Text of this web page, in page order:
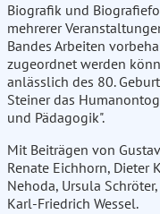
Biografik und
mehrerer
Bandes Arbeiten
zugeordnet werden
anlässlich des 80.
Steiner das
und Pädagogik".
Mit Beiträgen von
Renate Eichhorn, Dieter
Nehoda, Ursula
Karl-Friedrich Wessel.